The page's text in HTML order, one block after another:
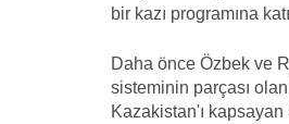
bir kazı programına
Daha önce Özbek ve
sisteminin parçası
Kazakistan'ı